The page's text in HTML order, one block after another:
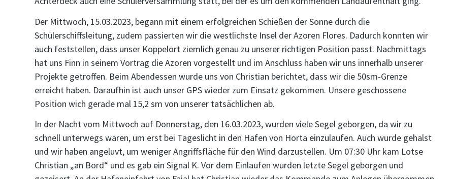
Der Mittwoch, 15.03.2023, begann mit einem erfolgreichen Schießen der Sonne durch die
Schülerschiffsleitung, zudem passierten wir die westlichste Insel der Azoren Flores. Dadurch konnten wir
auch feststellen, dass unser Koppelort ziemlich genau zu unserer richtigen Position passt. Nachmittags
hat uns Finn in seinem Vortrag die Azoren vorgestellt und im Anschluss haben wir uns innerhalb unserer
Projekte getroffen. Beim Abendessen wurde uns von Christian berichtet, dass wir die 50sm-Grenze
erreicht haben. Daraufhin ist auch unser GPS wieder zum Einsatz gekommen. Unsere geschossene
Position wich gerade mal 15,2 sm von unserer tatsächlichen ab.
In der Nacht vom Mittwoch auf Donnerstag, den 16.03.2023, wurden viele Segel geborgen, da wir zu
schnell unterwegs waren, um erst bei Tageslicht in den Hafen von Horta einzulaufen. Auch wurde gehalst
und wir haben angeluvt, um weniger Angriffsfläche für den Wind darzustellen. Um 07:30 Uhr kam Lotse
Christian „an Bord“ und es gab ein Signal K. Vor dem Einlaufen wurden letzte Segel geborgen und